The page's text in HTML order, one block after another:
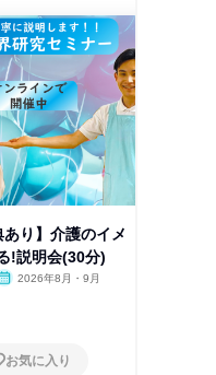
あり】介護のイメ
!説明会(30分)
2026年8月・9月
お気に入り